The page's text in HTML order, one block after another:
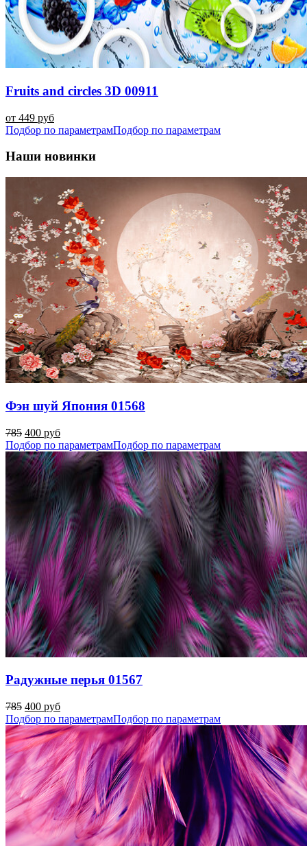
Fruits and circles 3D 00911
от 449 руб
Подбор по параметрамПодбор по параметрам
Наши новинки
Фэн шуй Япония 01568
785 400 руб
Подбор по параметрамПодбор по параметрам
Радужные перья 01567
785 400 руб
Подбор по параметрамПодбор по параметрам